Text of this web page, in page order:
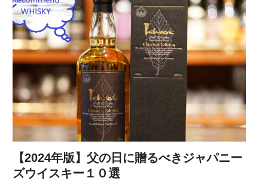
【2024年版】父の日に贈るべきジャパニー
ズウイスキー１０選